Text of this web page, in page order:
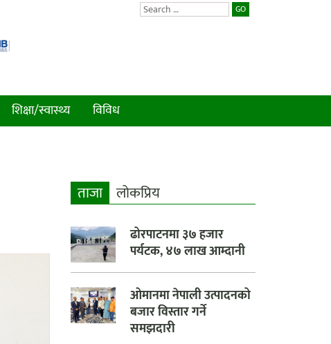
GO
शिक्षा/स्वास्थ्य विविध
ताजा लाेकप्रिय
ढोरपाटनमा ३७ हजार
पर्यटक, ४७ लाख आम्दानी
ओमानमा नेपाली उत्पादनको
बजार विस्तार गर्ने
समझदारी